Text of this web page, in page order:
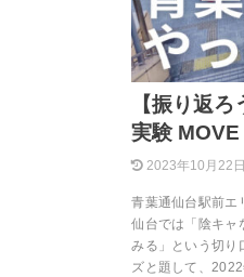
【振り返
実験
2023年10月22日
青葉通仙台駅前エ
仙台では「陰キャ
みる」という切り
ズと題して、